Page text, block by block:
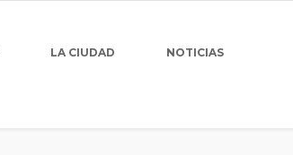
LA CIUDAD NOTICIAS